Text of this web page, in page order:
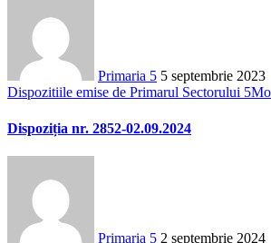
Primaria 5 5 septembrie 2023
Dispozitiile emise de Primarul Sectorului 5
Dispoziția nr. 2852-02.09.2024
Primaria 5 2 septembrie 2024